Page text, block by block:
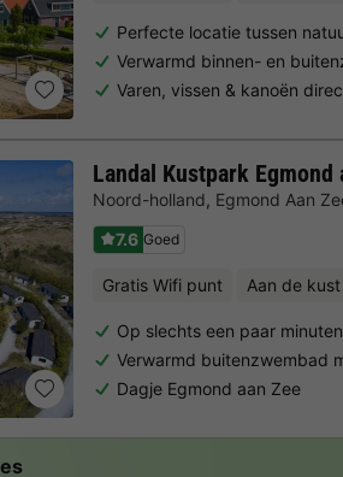
Perfecte locatie tussen
Verwarmd binnen- en
Varen, vissen & kanoën
Landal Kustpark Egmond
Noord-holland, Egmond Aan
7.6 Goed
Gratis Wifi punt Aan de kust
Op slechts een paar
Verwarmd buitenzwembad
Dagje Egmond aan Zee